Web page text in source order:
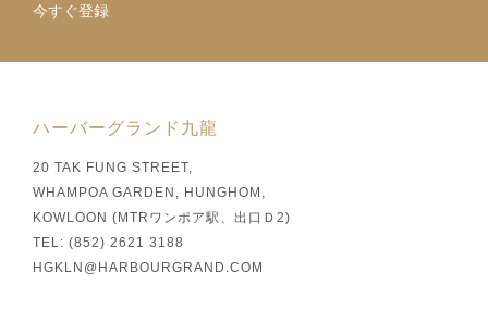
今すぐ登録
ハーバーグランド九龍
20 TAK FUNG STREET,
WHAMPOA GARDEN, HUNGHOM,
KOWLOON (MTRワンポア駅、出口Ｄ2)
TEL: (852) 2621 3188
HGKLN@HARBOURGRAND.COM